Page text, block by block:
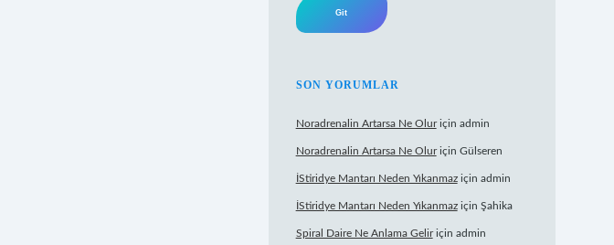
SON YORUMLAR
Noradrenalin Artarsa Ne Oluriçin admin
Noradrenalin Artarsa Ne Oluriçin Gülseren
İStiridye Mantarı Neden Yıkanmaziçin admin
İStiridye Mantarı Neden Yıkanmaziçin Şahika
Spiral Daire Ne Anlama Geliriçin admin